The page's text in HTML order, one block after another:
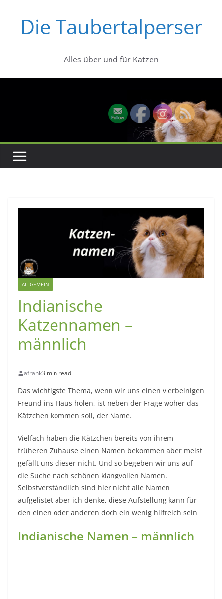
springenDie Taubertalperser
Alles über und für Katzen
ALLGEMEIN
Indianische
Katzennamen –
männlich
afrank3 min read
Das wichtigste Thema, wenn wir uns einen vierbeinigen
Freund ins Haus holen, ist neben der Frage woher das
Kätzchen kommen soll, der Name.
Vielfach haben die Kätzchen bereits von ihrem
früheren Zuhause einen Namen bekommen aber meist
gefällt uns dieser nicht. Und so begeben wir uns auf
die Suche nach schönen klangvollen Namen.
Selbstverständlich sind hier nicht alle Namen
aufgelistet aber ich denke, diese Aufstellung kann für
den einen oder anderen doch ein wenig hilfreich sein
Indianische Namen – männlich